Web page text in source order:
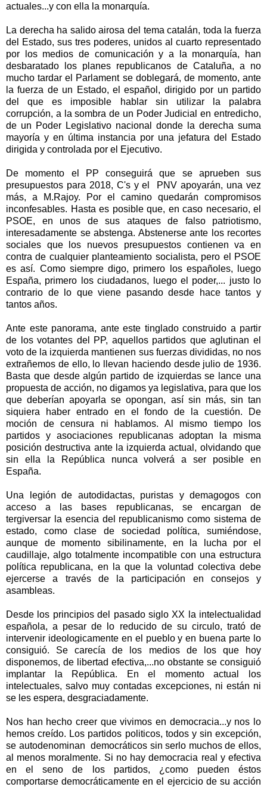
actuales...y con ella la monarquía.
La derecha ha salido airosa del tema catalán, toda la fuerza
del Estado, sus tres poderes, unidos al cuarto representado
por los medios de comunicación y a la monarquía, han
desbaratado los planes republicanos de Cataluña, a no
mucho tardar el Parlament se doblegará, de momento, ante
la fuerza de un Estado, el español, dirigido por un partido
del que es imposible hablar sin utilizar la palabra
corrupción, a la sombra de un Poder Judicial en entredicho,
de un Poder Legislativo nacional donde la derecha suma
mayoría y en última instancia por una jefatura del Estado
dirigida y controlada por el Ejecutivo.
De momento el PP conseguirá que se aprueben sus
presupuestos para 2018, C's y el PNV apoyarán, una vez
más, a M.Rajoy. Por el camino quedarán compromisos
inconfesables. Hasta es posible que, en caso necesario, el
PSOE, en unos de sus ataques de falso patriotismo,
interesadamente se abstenga. Abstenerse ante los recortes
sociales que los nuevos presupuestos contienen va en
contra de cualquier planteamiento socialista, pero el PSOE
es así. Como siempre digo, primero los españoles, luego
España, primero los ciudadanos, luego el poder,... justo lo
contrario de lo que viene pasando desde hace tantos y
tantos años.
Ante este panorama, ante este tinglado construido a partir
de los votantes del PP, aquellos partidos que aglutinan el
voto de la izquierda mantienen sus fuerzas divididas, no nos
extrañemos de ello, lo llevan haciendo desde julio de 1936.
Basta que desde algún partido de izquierdas se lance una
propuesta de acción, no digamos ya legislativa, para que los
que deberían apoyarla se opongan, así sin más, sin tan
siquiera haber entrado en el fondo de la cuestión. De
moción de censura ni hablamos. Al mismo tiempo los
partidos y asociaciones republicanas adoptan la misma
posición destructiva ante la izquierda actual, olvidando que
sin ella la República nunca volverá a ser posible en
España.
Una legión de autodidactas, puristas y demagogos con
acceso a las bases republicanas, se encargan de
tergiversar la esencia del republicanismo como sistema de
estado, como clase de sociedad política, sumiéndose,
aunque de momento sibilinamente, en la lucha por el
caudillaje, algo totalmente incompatible con una estructura
política republicana, en la que la voluntad colectiva debe
ejercerse a través de la participación en consejos y
asambleas.
Desde los principios del pasado siglo XX la intelectualidad
española, a pesar de lo reducido de su circulo, trató de
intervenir ideologicamente en el pueblo y en buena parte lo
consiguió. Se carecía de los medios de los que hoy
disponemos, de libertad efectiva,...no obstante se consiguió
implantar la República. En el momento actual los
intelectuales, salvo muy contadas excepciones, ni están ni
se les espera, desgraciadamente.
Nos han hecho creer que vivimos en democracia...y nos lo
hemos creído. Los partidos politicos, todos y sin excepción,
se autodenominan democráticos sin serlo muchos de ellos,
al menos moralmente. Si no hay democracia real y efectiva
en el seno de los partidos, ¿como pueden éstos
comportarse democráticamente en el ejercicio de su acción